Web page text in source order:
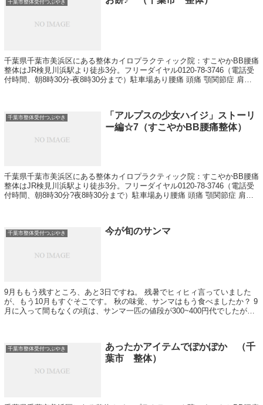
千葉市整体受付つぶやき
千葉県千葉市美浜区にある整体カイロプラクティック院：すこやかBB腰痛
整体はJR検見川浜駅より徒歩3分。フリーダイヤル0120-78-3746（電話受
付時間、朝8時30分-夜8時30分まで）駐車場あり腰痛 頭痛 顎関節症 肩こ
千葉市整体受付つぶやき
「アルプスの少女ハイジ」ストーリ
ー編☆7（すこやかBB腰痛整体）
千葉県千葉市美浜区にある整体カイロプラクティック院：すこやかBB腰痛
整体はJR検見川浜駅より徒歩3分。フリーダイヤル0120-78-3746（電話受
付時間、朝8時30分?夜8時30分まで）駐車場あり腰痛 頭痛 顎関節症 肩こ
千葉市整体受付つぶやき 今が旬のサンマ
9月ももう残すところ、あと3日ですね。 残暑でヒィヒィ言っていました
が、もう10月もすぐそこです。 秋の味覚、サンマはもう食べましたか？ 9
月に入って間もなくの頃は、サンマ一匹の値段が300~400円代でしたが、
千葉市整体受付つぶやき
あったかアイテムでぽかぽか （千
葉市 整体）